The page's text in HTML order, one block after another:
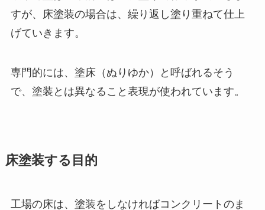
すが、床塗装の場合は、繰り返し塗り重ねて仕上
げていきます。
専門的には、塗床（ぬりゆか）と呼ばれるそう
で、塗装とは異なること表現が使われています。
床塗装する目的
工場の床は、塗装をしなければコンクリートのま